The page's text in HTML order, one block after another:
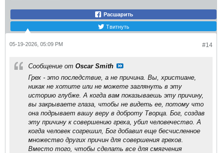
Расшарить
Твитнуть
#14
05-19-2026, 05:09 PM
Сообщение от Oscar Smith
Грех - это последствие, а не причина. Вы, христиане,
никак не хотите или не можете заглянуть в эту
историю глубже. А когда вам показываешь эту причину,
вы закрываете глаза, чтобы не видеть ее, потому что
она подрывает вашу веру в доброту Творца. Бог, создав
эту причину к совершению греха, убил человечество. А
когда человек согрешил, Бог добавил еще бесчисленное
множество других причин для совершения грехов.
Вместо того, чтобы сделать все для смягчения